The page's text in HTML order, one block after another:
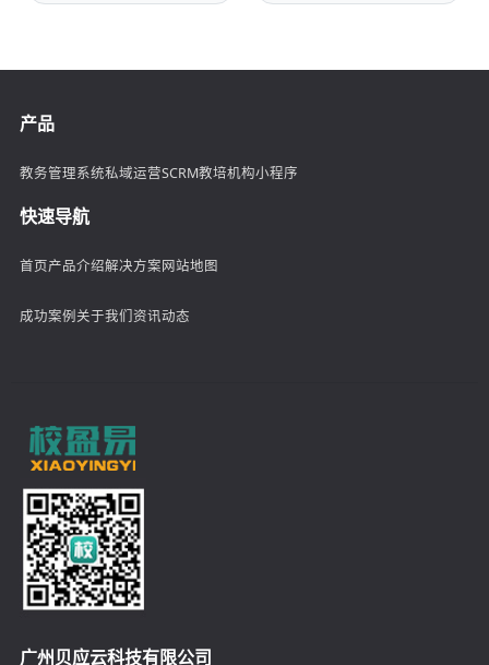
产品
教务管理系统私域运营SCRM教培机构小程序
快速导航
首页产品介绍解决方案网站地图
成功案例关于我们资讯动态
广州贝应云科技有限公司